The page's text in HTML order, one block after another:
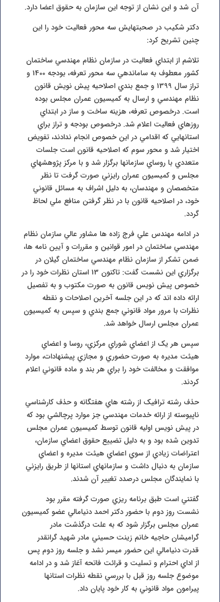
آن شد و اين نشان از توجه اين سازمان به حقوق اعضا دارد.
دکتر شکيب در صحبتهايش سه محور فعاليت خود را اين
چنين تشريح کرد:
تلاشم از ابتداي فعاليت در سازمان نظام مهندسي ساختمان
کشور معطوف به ساماندهي سه محور تعرفه، بودجه 1400 و
تراز سال 1399 و جمع بندي اصلاحيه پيش نويش قانون
نظام مهندسي و ارسال به کميسيون عمران مجلس بوده
است. درخصوص تعرفه، هزينه ساخت و ساز در ابتداي
روزهاي فعاليت اعلام شد. درخصوص بودجه و تراز براي
استانهايي که اقدامي در اين خصوص انجام ندادند، تفويض
اختيار شد و محور سوم که اصلاحيه قانون است جلسات
متعددي با روساي سازمانها برگزار شد و با مرکز پژوهشهاي
مجلس و کميسيون عمران رايزني صورت گرفت تا نظر
متخصصان و مهندسان، به دليل اشراف به مسائل قانوني
خود، در اصلاحيه قانون با در نظر گرفتن منافع ملي لحاظ
گردد.
در ادامه مهندس علي فرج زاده ها مشاور عالي سازمان نظام
مهندسي ساختمان در امور قوانين و مقررات و آيين نامه ها،
ضمن تشکر از سازمان نظام مهندسي ساختمان گيلان در
برگزاري اين نشست گفت: تاکنون 13 استان نظرات خود را در
خصوص پيش نويس قانون به صورت مکتوب و به تفصيل
ارائه داده اند که در اين جلسه آخرين اصلاحات و نقطه
نظرات با مرور مواد قانوني جمع بندي و سپس به کميسيون
عمران مجلس ارسال خواهد شد.
سپس هر يک از اعضاي شوراي مرکزي، روسا و اعضاي
هيئت مديره به صورت حضوري و مجازي پيشنهادات، موارد
موافقت و مخالفت خود را براي هر بند و ماده قانوني اعلام
کردند.
حذف رشته ترافيک از رشته هاي هفتگانه و حذف کارشناسي
ناپيوسته از ارائه خدمات مهندسي جز موارد پرچالشي بود که
در پيش نويس اوليه قانون توسط کميسيون عمران مجلس
تدوين شده بود و به دليل تضييع حقوق اعضاي سازمان،
اعتراضات زيادي از سوي اعضاي هيئت مديره و اعضاي
سازمان به دنبال داشت و سازمانهاي استانها از طريق رايزني
با نمايندگان مجلس درصدد تغيير آن شدند.
گفتني است طبق برنامه ريزي صورت گرفته مقرر بود
نشست روز دوم با حضور دکتر احمد دنيامالي عضو کميسيون
عمران مجلس برگزار شود که به علت درگذشت مادر
گراميشان حاجيه خانم زينت حسيني مادر شهيد گرانقدر
قدرت دنيامالي اين حضور ميسر نشد و جلسه روز دوم پس
از اداي احترام و تسليت و قرائت فاتحه آغاز شد و در ادامه
موضوع جلسه روز قبل با بررسي نقطه نظرات استانها
پيرامون مواد قانوني به کار خود پايان داد.